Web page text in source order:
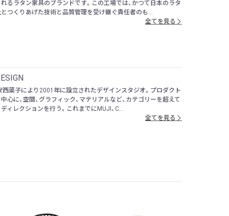
るラタン家具のブランドです。この工場では、かつて日本のラタ
つくりあげた技術と品質管理を受け継ぐ責任者のも...
全てを見る
西葉子により2001年に設立されたデザインスタジオ。プロダクト
心に、空間、グラフィック、マテリアルなど、カテゴリーを超えて
ィレクションを行う。これまでにMUJI、C...
全てを見る